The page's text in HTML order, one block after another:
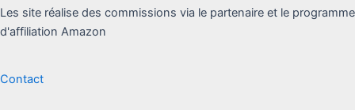
Les site réalise des commissions via le partenaire et le programme
d'affiliation Amazon
Contact